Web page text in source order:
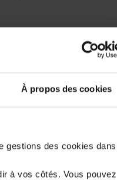
À propos des cookies
gestions des cookies
à vos côtés. Vous pouvez
Les fourgons
et coût
de l’occasion
chez les